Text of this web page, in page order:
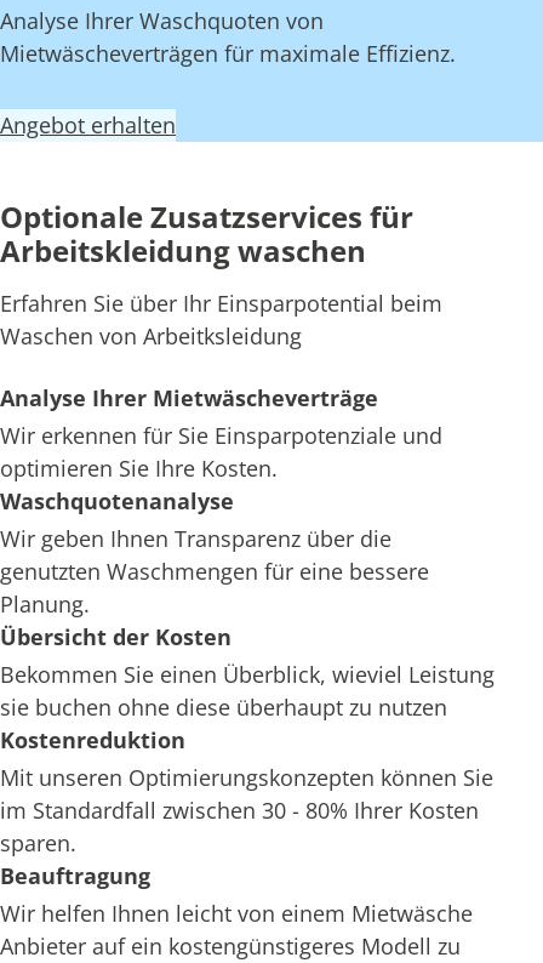
Analyse Ihrer Waschquoten von
Mietwäscheverträgen für maximale Effizienz.
Angebot erhalten
Optionale Zusatzservices für
Arbeitskleidung waschen
Erfahren Sie über Ihr Einsparpotential beim
Waschen von Arbeitksleidung
Analyse Ihrer Mietwäscheverträge
Wir erkennen für Sie Einsparpotenziale und
optimieren Sie Ihre Kosten.
Waschquotenanalyse
Wir geben Ihnen Transparenz über die
genutzten Waschmengen für eine bessere
Planung.
Übersicht der Kosten
Bekommen Sie einen Überblick, wieviel Leistung
sie buchen ohne diese überhaupt zu nutzen
Kostenreduktion
Mit unseren Optimierungskonzepten können Sie
im Standardfall zwischen 30 - 80% Ihrer Kosten
sparen.
Beauftragung
Wir helfen Ihnen leicht von einem Mietwäsche
Anbieter auf ein kostengünstigeres Modell zu